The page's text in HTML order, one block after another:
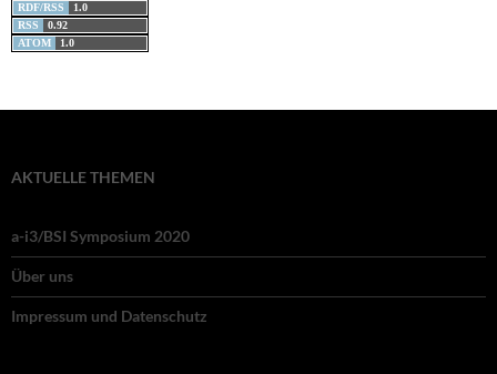
RDF/RSS
1.0
RSS
0.92
ATOM
1.0
AKTUELLE THEMEN
a-i3/BSI Symposium 2020
Über uns
Impressum und Datenschutz